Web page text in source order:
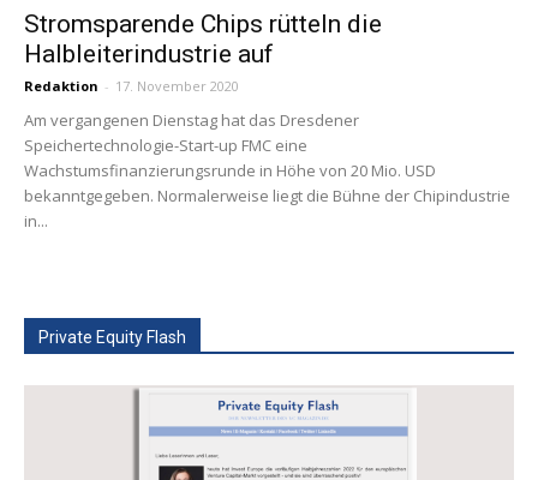
Stromsparende Chips rütteln die
Halbleiterindustrie auf
Redaktion - 17. November 2020
Am vergangenen Dienstag hat das Dresdener
Speichertechnologie-Start-up FMC eine
Wachstumsfinanzierungsrunde in Höhe von 20 Mio. USD
bekanntgegeben. Normalerweise liegt die Bühne der Chipindustrie
in...
Private Equity Flash